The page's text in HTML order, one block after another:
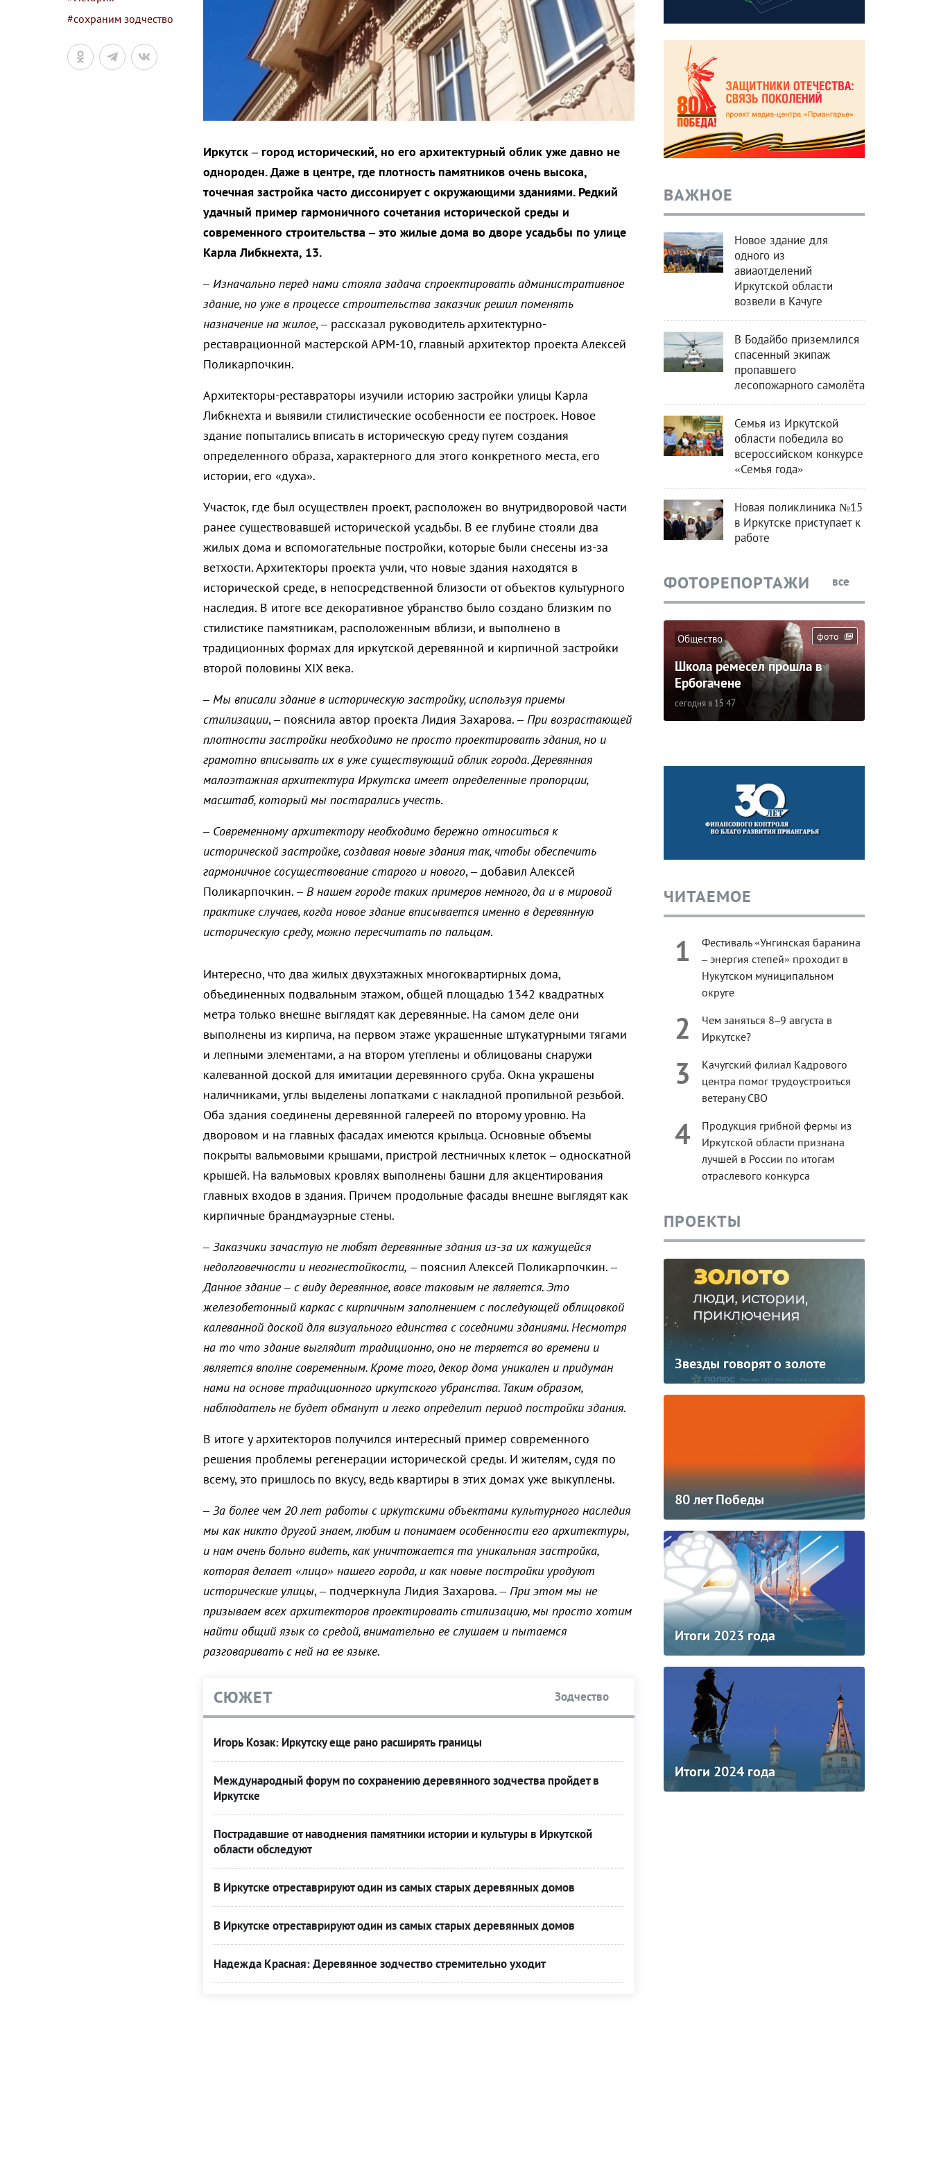
#сохраним зодчество
Иркутск – город исторический, но его архитектурный облик уже давно не
однороден. Даже в центре, где плотность памятников очень высока,
точечная застройка часто диссонирует с окружающими зданиями. Редкий
удачный пример гармоничного сочетания исторической среды и
современного строительства – это жилые дома во дворе усадьбы по улице
Карла Либкнехта, 13.
–Изначально перед нами стояла задача спроектировать административное
здание, но уже в процессе строительства заказчик решил поменять
назначение на жилое, – рассказал руководитель архитектурно-
реставрационной мастерской АРМ-10, главный архитектор проекта Алексей
Поликарпочкин.
Архитекторы-реставраторы изучили историю застройки улицы Карла
Либкнехта и выявили стилистические особенности ее построек. Новое
здание попытались вписать в историческую среду путем создания
определенного образа, характерного для этого конкретного места, его
истории, его «духа».
Участок, где был осуществлен проект, расположен во внутридворовой части
ранее существовавшей исторической усадьбы. В ее глубине стояли два
жилых дома и вспомогательные постройки, которые были снесены из-за
ветхости. Архитекторы проекта учли, что новые здания находятся в
исторической среде, в непосредственной близости от объектов культурного
наследия. В итоге все декоративное убранство было создано близким по
стилистике памятникам, расположенным вблизи, и выполнено в
традиционных формах для иркутской деревянной и кирпичной застройки
второй половины XIX века.
–Мы вписали здание в историческую застройку, используя приемы
стилизации, – пояснила автор проекта Лидия Захарова. –При возрастающей
плотности застройки необходимо не просто проектировать здания, но и
грамотно вписывать их в уже существующий облик города. Деревянная
малоэтажная архитектура Иркутска имеет определенные пропорции,
масштаб, который мы постарались учесть.
–Современному архитектору необходимо бережно относиться к
исторической застройке, создавая новые здания так, чтобы обеспечить
гармоничное сосуществование старого и нового, – добавил Алексей
Поликарпочкин. –В нашем городе таких примеров немного, да и в мировой
практике случаев, когда новое здание вписывается именно в деревянную
историческую среду, можно пересчитать по пальцам.
Интересно, что два жилых двухэтажных многоквартирных дома,
объединенных подвальным этажом, общей площадью 1342 квадратных
метра только внешне выглядят как деревянные. На самом деле они
выполнены из кирпича, на первом этаже украшенные штукатурными тягами
и лепными элементами, а на втором утеплены и облицованы снаружи
калеванной доской для имитации деревянного сруба. Окна украшены
наличниками, углы выделены лопатками с накладной пропильной резьбой.
Оба здания соединены деревянной галереей по второму уровню. На
дворовом и на главных фасадах имеются крыльца. Основные объемы
покрыты вальмовыми крышами, пристрой лестничных клеток – односкатной
крышей. На вальмовых кровлях выполнены башни для акцентирования
главных входов в здания. Причем продольные фасады внешне выглядят как
кирпичные брандмауэрные стены.
–Заказчики зачастую не любят деревянные здания из-за их кажущейся
недолговечности и неогнестойкости, – пояснил Алексей Поликарпочкин. –
Данное здание – с виду деревянное, вовсе таковым не является. Это
железобетонный каркас с кирпичным заполнением с последующей облицовкой
калеванной доской для визуального единства с соседними зданиями. Несмотря
на то что здание выглядит традиционно, оно не теряется во времени и
является вполне современным. Кроме того, декор дома уникален и придуман
нами на основе традиционного иркутского убранства. Таким образом,
наблюдатель не будет обманут и легко определит период постройки здания.
В итоге у архитекторов получился интересный пример современного
решения проблемы регенерации исторической среды. И жителям, судя по
всему, это пришлось по вкусу, ведь квартиры в этих домах уже выкуплены.
– За более чем 20 лет работы с иркутскими объектами культурного наследия
мы как никто другой знаем, любим и понимаем особенности его архитектуры,
и нам очень больно видеть, как уничтожается та уникальная застройка,
которая делает «лицо» нашего города, и как новые постройки уродуют
исторические улицы, – подчеркнула Лидия Захарова. –При этом мы не
призываем всех архитекторов проектировать стилизацию, мы просто хотим
найти общий язык со средой, внимательно ее слушаем и пытаемся
разговаривать с ней на ее языке.
СЮЖЕТ Зодчество
Игорь Козак: Иркутску еще рано расширять границы
Международный форум по сохранению деревянного зодчества пройдет в
Иркутске
Пострадавшие от наводнения памятники истории и культуры в Иркутской
области обследуют
В Иркутске отреставрируют один из самых старых деревянных домов
В Иркутске отреставрируют один из самых старых деревянных домов
Надежда Красная: Деревянное зодчество стремительно уходит
ВАЖНОЕ
Новое здание для
одного из
авиаотделений
Иркутской области
возвели в Качуге
В Бодайбо приземлился
спасенный экипаж
пропавшего
лесопожарного самолёта
Семья из Иркутской
области победила во
всероссийском конкурсе
«Семья года»
Новая поликлиника №15
в Иркутске приступает к
работе
ФОТОРЕПОРТАЖИ все
фото
Общество
Школа ремесел прошла в
Ербогачене
сегодня в 15:47
ЧИТАЕМОЕ
1
Фестиваль «Унгинская баранина
– энергия степей» проходит в
Нукутском муниципальном
округе
2
Чем заняться 8–9 августа в
Иркутске?
3
Качугский филиал Кадрового
центра помог трудоустроиться
ветерану СВО
4
Продукция грибной фермы из
Иркутской области признана
лучшей в России по итогам
отраслевого конкурса
ПРОЕКТЫ
Звезды говорят о золоте
80 лет Победы
Итоги 2023 года
Итоги 2024 года